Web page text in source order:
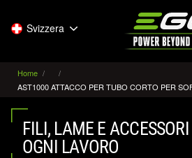
Svizzera
Home
AST1000 ATTACCO PER TUBO CORTO PER
FILI, LAME E
OGNI LAVORO